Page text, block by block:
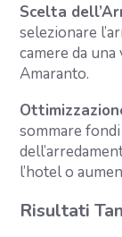
Scelta
selezionare
camere da
Amaranto.
sommare
l’hotel o
Risultati